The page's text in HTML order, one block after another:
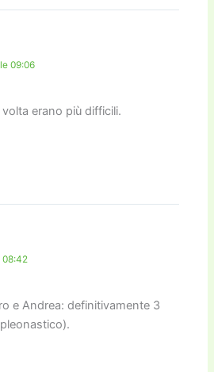
09:06
erano più difficili.
08:42
e Andrea: definitivamente 3